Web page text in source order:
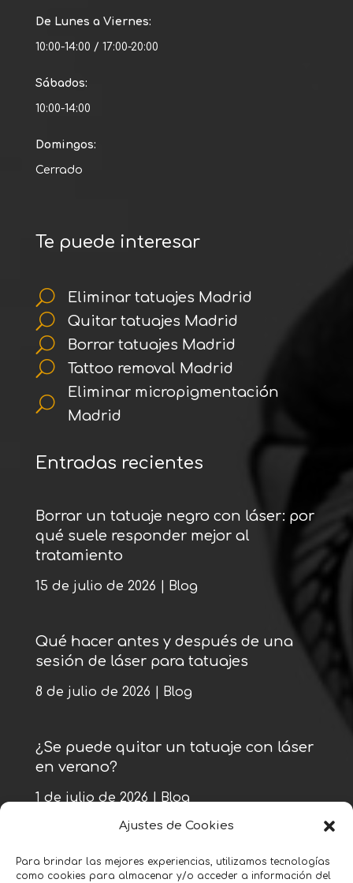
Ajustes de Cookies
Para brindar las mejores experiencias, utilizamos tecnologías
como cookies para almacenar y/o acceder a información del
De Lunes a Viernes:
10:00-14:00 / 17:00-20:00
Sábados:
10:00-14:00
Domingos:
Cerrado
Te puede interesar
U Eliminar tatuajes Madrid
U Quitar tatuajes Madrid
U Borrar tatuajes Madrid
U Tattoo removal Madrid
U
Eliminar micropigmentación
Madrid
Entradas recientes
Borrar un tatuaje negro con láser: por
qué suele responder mejor al
tratamiento
15 de julio de 2026 Blog
Qué hacer antes y después de una
sesión de láser para tatuajes
8 de julio de 2026 Blog
¿Se puede quitar un tatuaje con láser
en verano?
1 de julio de 2026 Blog
« Entradas más antiguas